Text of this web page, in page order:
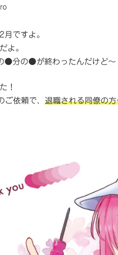
ですよ。
よ。
●分の●が終わったんだけど〜
！
ご依頼で、 退職される同僚の